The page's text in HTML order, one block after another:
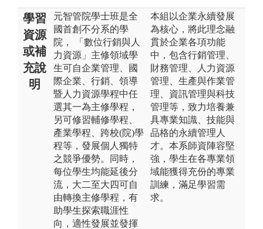
學習
資源
或補
充說
明
元智管院學士班是全
國首創不分系的學
院， 「數位行銷與人
力資源」主修領域學
生可自企業管理、國
際企業、行銷、領導
暨人力資源學程中任
選其一為主修學程，
另可修習輔修學程、
產業學程、跨校(院)學
程等，發展個人獨特
之競爭優勢。同時，
每位學生均能延後分
流，大二至大四可自
由轉換主修學程，有
助學生探索職涯性
向，適性發展並發揮
本組以企業永續發展
為核心，將此理念融
貫於企業各項功能
中，包含行銷管理、
財務管理、人力資源
管理、生產與作業管
理、資訊管理與科技
管理等，致力培養兼
具專業知識、技能與
品格的永續管理人
才。本系師資陣容堅
強，學生在各專業領
域能獲得充份的專業
訓練，滿足學習需
求。